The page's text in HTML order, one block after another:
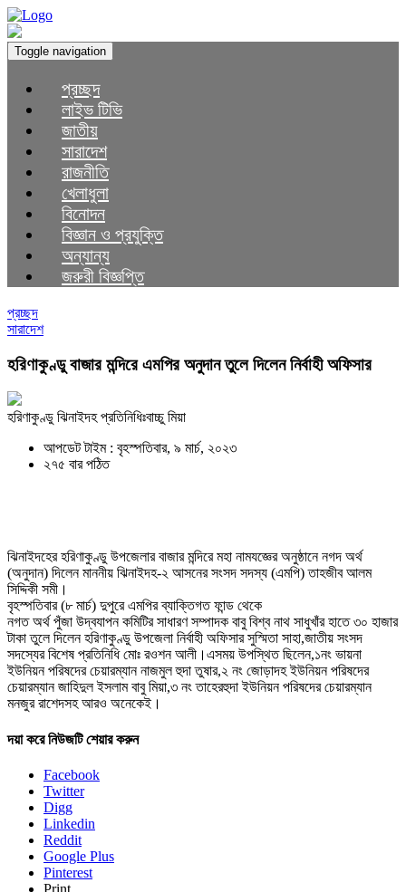
Toggle navigation
প্রচ্ছদ
লাইভ টিভি
জাতীয়
সারাদেশ
রাজনীতি
খেলাধুলা
বিনোদন
বিজ্ঞান ও প্রযুক্তি
অন্যান্য
জরুরী বিজ্ঞপ্তি
প্রচ্ছদ
সারাদেশ
হরিণাকুণ্ডু বাজার মন্দিরে এমপির অনুদান তুলে দিলেন নির্বাহী অফিসার
হরিণাকুণ্ডু ঝিনাইদহ প্রতিনিধিঃবাচ্চু মিয়া
আপডেট টাইম : বৃহস্পতিবার, ৯ মার্চ, ২০২৩
২৭৫ বার পঠিত
ঝিনাইদহের হরিণাকুণ্ডু উপজেলার বাজার মন্দিরে মহা নামযজ্ঞের অনুষ্ঠানে নগদ অর্থ
(অনুদান) দিলেন মাননীয় ঝিনাইদহ-২ আসনের সংসদ সদস্য (এমপি) তাহজীব আলম
সিদ্দিকী সমী।
বৃহস্পতিবার (৮ মার্চ) দুপুরে এমপির ব্যাক্তিগত ফান্ড থেকে
নগত অর্থ পুঁজা উদ্বযাপন কমিটির সাধারণ সম্পাদক বাবু বিশ্ব নাথ সাধুখাঁর হাতে ৩০ হাজার
টাকা তুলে দিলেন হরিণাকুণ্ডু উপজেলা নির্বাহী অফিসার সুস্মিতা সাহা,জাতীয় সংসদ
সদস্যের বিশেষ প্রতিনিধি মোঃ রওশন আলী।এসময় উপস্থিত ছিলেন,১নং ভায়না
ইউনিয়ন পরিষদের চেয়ারম্যান নাজমুল হুদা তুষার,২ নং জোড়াদহ ইউনিয়ন পরিষদের
চেয়ারম্যান জাহিদুল ইসলাম বাবু মিয়া,৩ নং তাহেরহুদা ইউনিয়ন পরিষদের চেয়ারম্যান
মনজুর রাশেদসহ আরও অনেকেই।
দয়া করে নিউজটি শেয়ার করুন
Facebook
Twitter
Digg
Linkedin
Reddit
Google Plus
Pinterest
Print